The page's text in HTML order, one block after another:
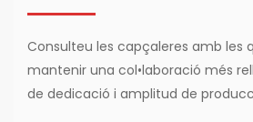
Consulteu les capçaleres amb les
mantenir una col•laboració més
de dedicació i amplitud de